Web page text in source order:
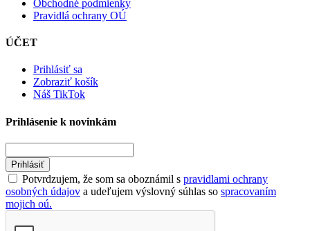
Obchodné podmienky
Pravidlá ochrany OÚ
ÚČET
Prihlásiť sa
Zobraziť košík
Náš TikTok
Prihlásenie k novinkám
Prihlásiť
Potvrdzujem, že som sa oboznámil s pravidlami ochrany
osobných údajov a udeľujem výslovný súhlas so spracovaním
mojich oú.